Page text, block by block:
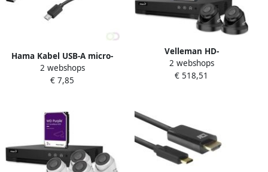
Hama Kabel USB-A micro-
USB 2.0 1 meter zwart
2 webshops
€ 7,85
Velleman HD-
videobewakingsset met 2x
zwarte IP-camera's 4-
20m CAT6 kabels 1TB harde
schijf uitbrei
2 webshops
€ 518,51